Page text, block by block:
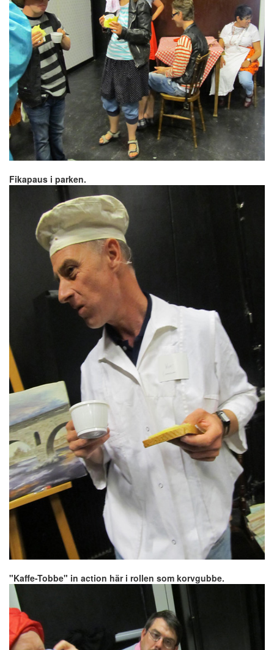
Fikapaus i parken.
"Kaffe-Tobbe" in action här i rollen som korvgubbe.